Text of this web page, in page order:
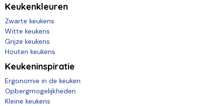
Keukenkleuren
Zwarte keukens
Witte keukens
Grijze keukens
Houten keukens
Keukeninspiratie
Ergonomie in de keuken
Opbergmogelijkheden
Kleine keukens